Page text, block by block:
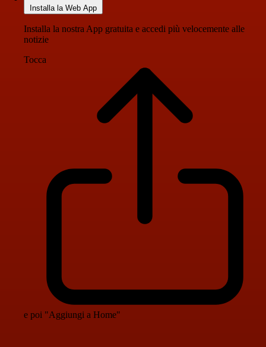
Installa la Web App
Installa la nostra App gratuita e accedi più velocemente alle
notizie
Tocca
e poi "Aggiungi a Home"